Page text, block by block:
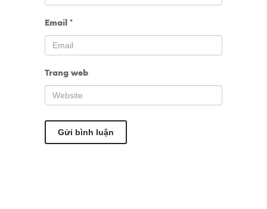
Email *
Trang web